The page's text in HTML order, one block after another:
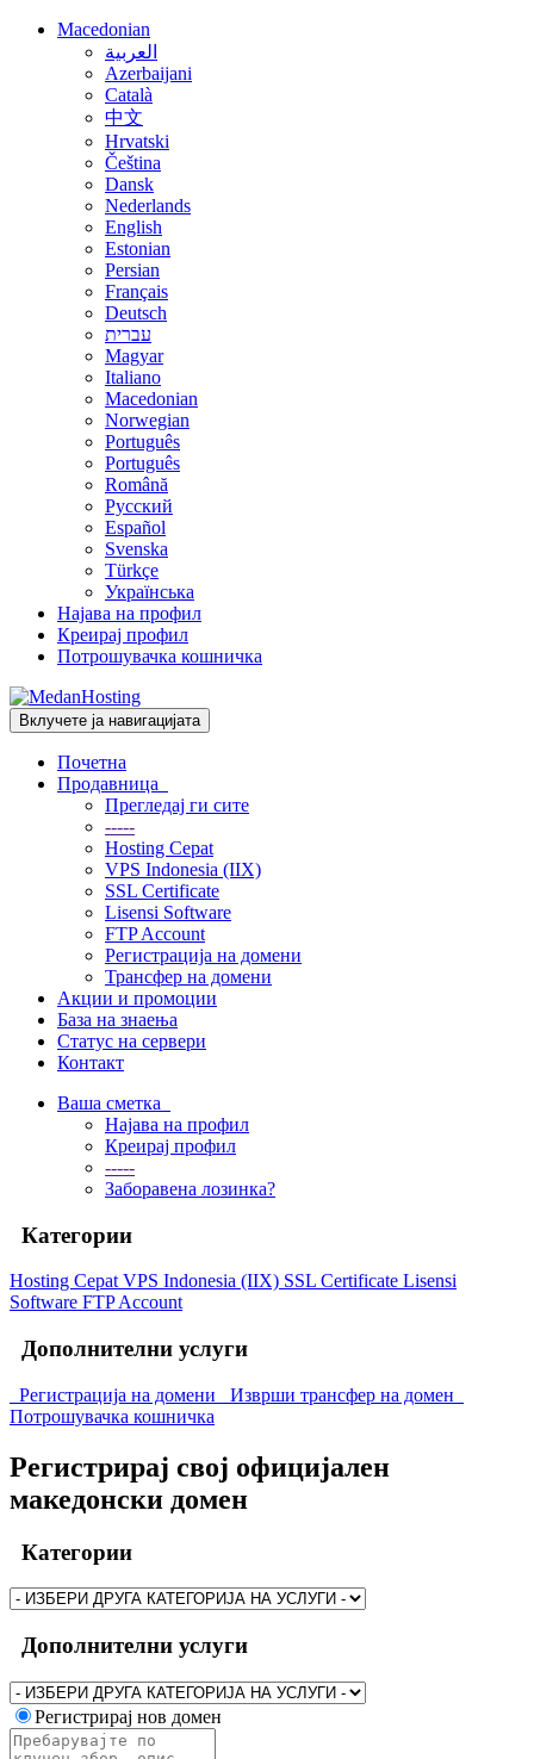
Macedonian
العربية
Azerbaijani
Català
中文
Hrvatski
Čeština
Dansk
Nederlands
English
Estonian
Persian
Français
Deutsch
עברית
Magyar
Italiano
Macedonian
Norwegian
Português
Português
Română
Русский
Español
Svenska
Türkçe
Українська
Најава на профил
Креирај профил
Потрошувачка кошничка
Вклучете ја навигацијата
Почетна
Продавница
Прегледај ги сите
-----
Hosting Cepat
VPS Indonesia (IIX)
SSL Certificate
Lisensi Software
FTP Account
Регистрација на домени
Трансфер на домени
Акции и промоции
База на знаења
Статус на сервери
Контакт
Ваша сметка
Најава на профил
Креирај профил
-----
Заборавена лозинка?
Категории
Hosting CepatVPS Indonesia (IIX) SSL Certificate Lisensi
Software FTP Account
Дополнителни услуги
Регистрација на домени
Изврши трансфер на домен
Потрошувачка кошничка
Регистрирај свој официјален
македонски домен
Категории
Дополнителни услуги
Регистрирај нов домен